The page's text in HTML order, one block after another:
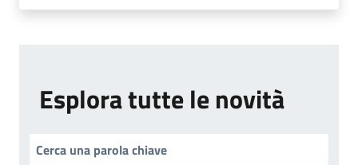
Esplora tutte le novità